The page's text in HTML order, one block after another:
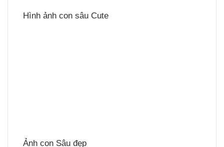
Hình ảnh con sâu Cute
Ảnh con Sâu đẹp